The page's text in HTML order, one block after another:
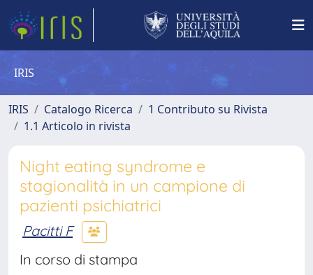
IRIS
IRIS Catalogo Ricerca
1 Contributo su Rivista
1.1 Articolo in rivista
Night eating syndrome e
stagionalità in un campione di
pazienti psichiatrici
Pacitti F
In corso di stampa